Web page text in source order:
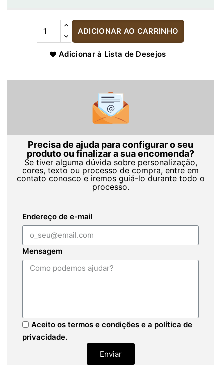
ADICIONAR AO CARRINHO
Adicionar à Lista de Desejos
Precisa de ajuda para configurar o seu
produto ou finalizar a sua encomenda?
Se tiver alguma dúvida sobre personalização,
cores, texto ou processo de compra, entre em
contato conosco e iremos guiá-lo durante todo o
processo.
Endereço de e-mail
Mensagem
Aceito os termos e condições e a política de
privacidade.
Enviar